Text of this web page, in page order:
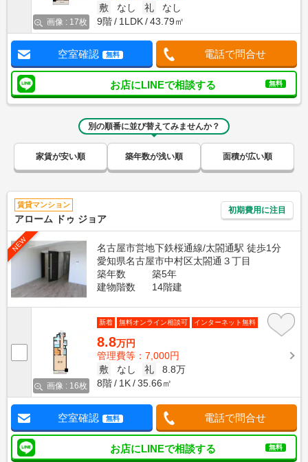
画像 : 17枚
敷
なし 礼
なし
9階
1LDK 43.79㎡
空室確認 無料 電話で問合せ
お店にLINEで相談する 無料
別の順番に並び替えてみませんか？
家賃が安い順 築年数が浅い順 面積が広い順
賃貸マンション
アローム ドゥ ジョア
初期費用に注目
NEW
名古屋市営地下鉄桜通線/太閤通駅 徒歩1分
愛知県名古屋市中村区太閤通３丁目
築年数
築5年
建物階数
14階建
画像 : 16枚
新着 無料オンライン相談可 インターネット無料
8.8万円
管理費等：7,000円
敷
なし 礼
8.8万
8階
1K 35.66㎡
空室確認 無料 電話で問合せ
お店にLINEで相談する 無料